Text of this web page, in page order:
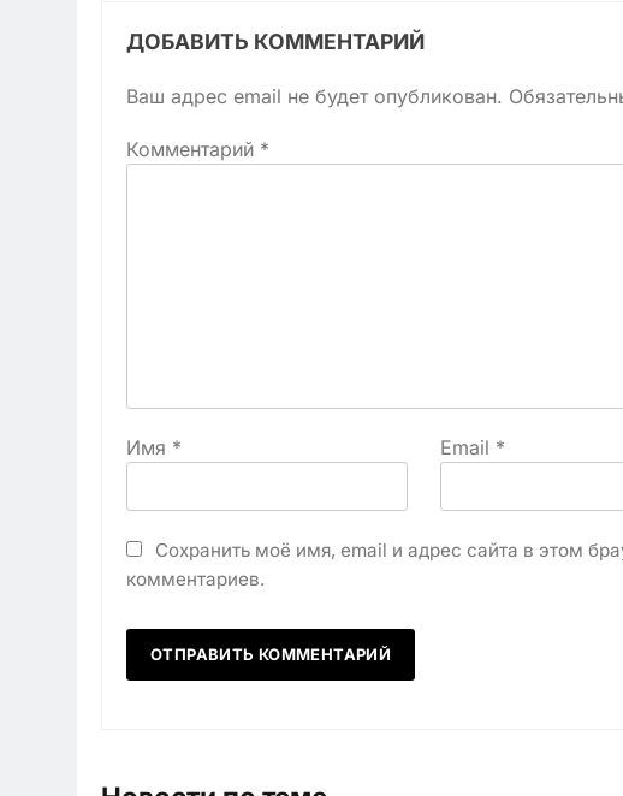
ДОБАВИТЬ КОММЕНТАРИЙ
Ваш адрес email не будет опубликован.
Комментарий *
Имя * Email *
Сохранить моё имя, email и адрес сайта в этом
комментариев.